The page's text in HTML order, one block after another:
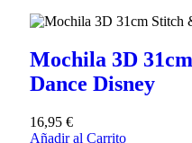
Mochila 3D
Dance Disney
16,95 €
Añadir al Carrito